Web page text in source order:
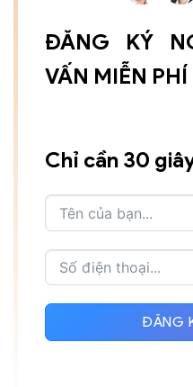
ĐĂNG KÝ
VẤN MIỄN PHÍ
Chỉ cần 30
ĐĂNG